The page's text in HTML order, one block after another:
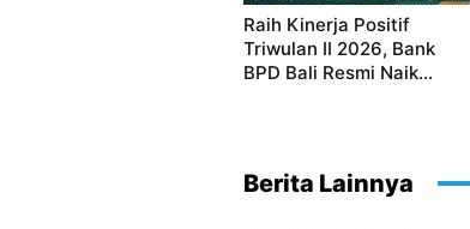
Raih Kinerja Positif
Triwulan II 2026, Bank
BPD Bali Resmi Naik...
Berita Lainnya